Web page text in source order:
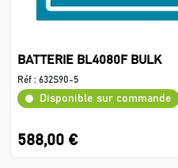
BATTERIE BL4080F BULK
Réf : 632S90-5
Disponible sur commande
588,00 €